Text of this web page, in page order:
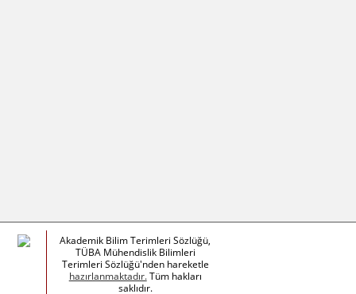
Akademik Bilim Terimleri Sözlüğü,
TÜBA Mühendislik Bilimleri
Terimleri Sözlüğü'nden hareketle
hazırlanmaktadır.Tüm hakları
saklıdır.